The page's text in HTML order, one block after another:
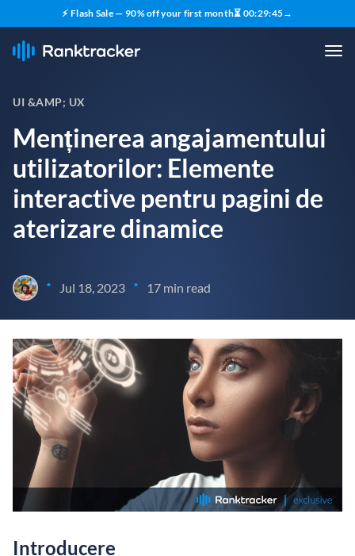
⚡ Flash Sale — 90% off your first month⏳ 00:29:44→
UI &AMP; UX
Menținerea angajamentului
utilizatorilor: Elemente
interactive pentru pagini de
aterizare dinamice
• Jul 18, 2023 • 17 min read
Introducere